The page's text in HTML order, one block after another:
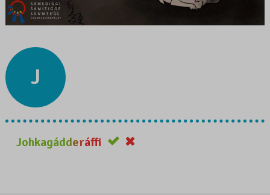
J
Johkagádderáffi